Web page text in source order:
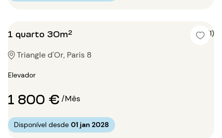
1 quarto 30m² 5 (1)
Triangle d'Or, Paris 8
Elevador
1 800 €/Mês
Disponível desde 01 jan 2028